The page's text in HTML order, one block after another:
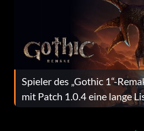
Spieler des „Gothic 1“-
mit Patch 1.0.4 eine lange
Fehlerbehebungen